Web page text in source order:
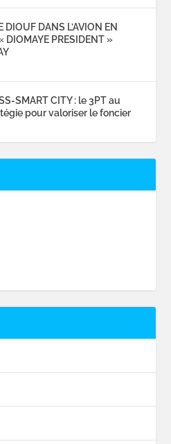
DIOUF DANS L’AVION EN
DIOMAYE PRESIDENT »
SMART CITY : le 3PT au
pour valoriser le foncier